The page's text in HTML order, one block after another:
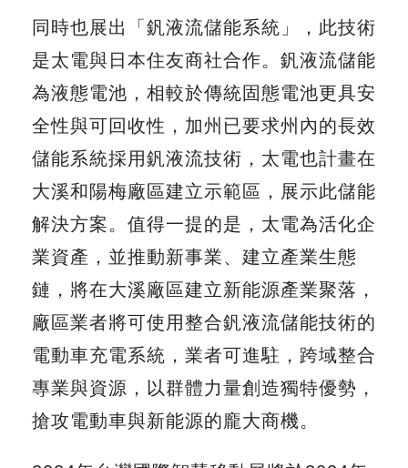
同時也展出「釩液流儲能系統」，此技術
是太電與日本住友商社合作。釩液流儲能
為液態電池，相較於傳統固態電池更具安
全性與可回收性，加州已要求州內的長效
儲能系統採用釩液流技術，太電也計畫在
大溪和陽梅廠區建立示範區，展示此儲能
解決方案。值得一提的是，太電為活化企
業資產，並推動新事業、建立產業生態
鏈，將在大溪廠區建立新能源產業聚落，
廠區業者將可使用整合釩液流儲能技術的
電動車充電系統，業者可進駐，跨域整合
專業與資源，以群體力量創造獨特優勢，
搶攻電動車與新能源的龐大商機。